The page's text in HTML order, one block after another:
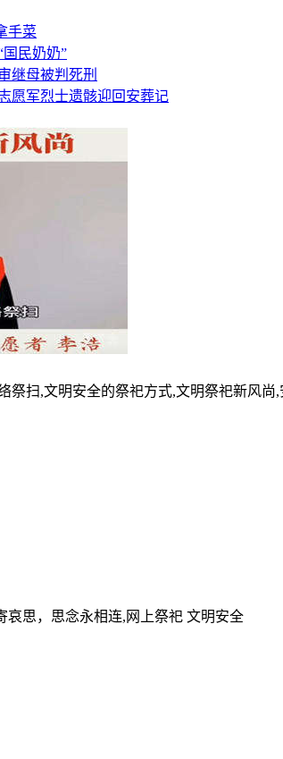
手菜
民奶奶”
继母被判死刑
愿军烈士遗骸迎回安葬记
祭扫,文明安全的祭祀方式,文明祭祀新风
哀思，思念永相连,网上祭祀 文明安全